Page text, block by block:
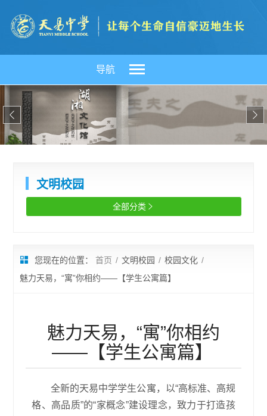
导航
 
文明校园
全部分类 
您现在的位置： 首页 / 文明校园 / 校园文化 /
魅力天易，“寓”你相约——【学生公寓篇】
魅力天易，“寓”你相约
——【学生公寓篇】
全新的天易中学学生公寓，以“高标准、高规
格、高品质”的“家概念”建设理念，致力于打造孩